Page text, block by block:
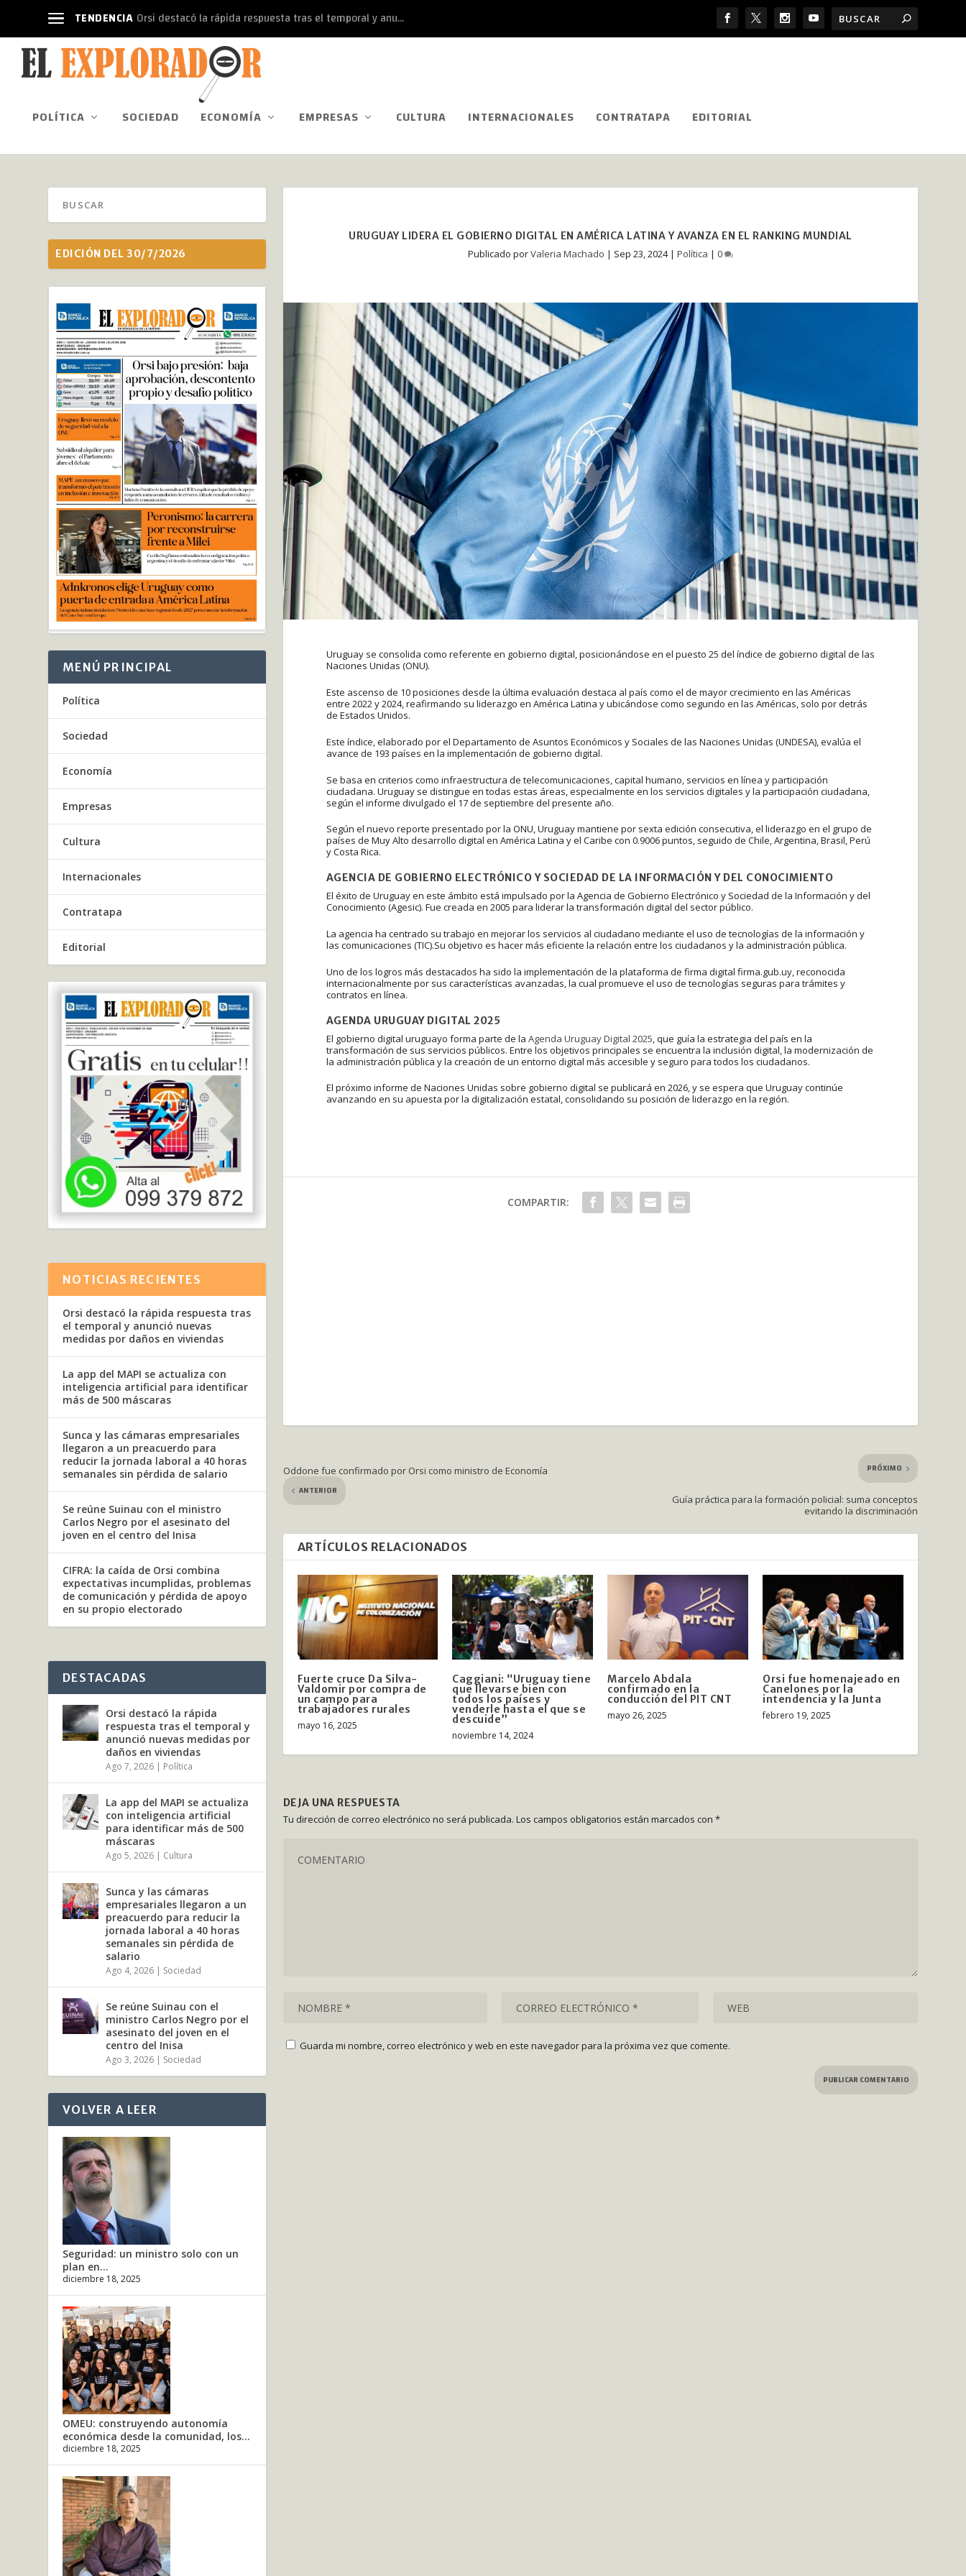
TENDENCIA Orsi destacó la rápida respuesta tras el temporal y anu...
POLÍTICA SOCIEDAD ECONOMÍA EMPRESAS CULTURA INTERNACIONALES CONTRATAPA EDITORIAL
URUGUAY LIDERA EL GOBIERNO DIGITAL EN AMÉRICA LATINA Y AVANZA EN EL RANKING MUNDIAL
Publicado porValeria Machado | Sep 23, 2024| Política | 0
Uruguay se consolida como referente en gobierno digital, posicionándose en el puesto 25 del índice de gobierno digital de las
Naciones Unidas (ONU).
Este ascenso de 10 posiciones desde la última evaluación destaca al país como el de mayor crecimiento en las Américas
entre 2022 y 2024, reafirmando su liderazgo en América Latina y ubicándose como segundo en las Américas, solo por detrás
de Estados Unidos.
Este índice, elaborado por el Departamento de Asuntos Económicos y Sociales de las Naciones Unidas (UNDESA), evalúa el
avance de 193 países en la implementación de gobierno digital.
Se basa en criterios como infraestructura de telecomunicaciones, capital humano, servicios en línea y participación
ciudadana. Uruguay se distingue en todas estas áreas, especialmente en los servicios digitales y la participación ciudadana,
según el informe divulgado el 17 de septiembre del presente año.
Según el nuevo reporte presentado por la ONU, Uruguay mantiene por sexta edición consecutiva, el liderazgo en el grupo de
países de Muy Alto desarrollo digital en América Latina y el Caribe con 0.9006 puntos, seguido de Chile, Argentina, Brasil, Perú
y Costa Rica.
AGENCIA DE GOBIERNO ELECTRÓNICO Y SOCIEDAD DE LA INFORMACIÓN Y DEL CONOCIMIENTO
El éxito de Uruguay en este ámbito está impulsado por la Agencia de Gobierno Electrónico y Sociedad de la Información y del
Conocimiento (Agesic). Fue creada en 2005 para liderar la transformación digital del sector público.
La agencia ha centrado su trabajo en mejorar los servicios al ciudadano mediante el uso de tecnologías de la información y
las comunicaciones (TIC).Su objetivo es hacer más eficiente la relación entre los ciudadanos y la administración pública.
Uno de los logros más destacados ha sido la implementación de la plataforma de firma digital firma.gub.uy, reconocida
internacionalmente por sus características avanzadas, la cual promueve el uso de tecnologías seguras para trámites y
contratos en línea.
AGENDA URUGUAY DIGITAL 2025
El gobierno digital uruguayo forma parte de la Agenda Uruguay Digital 2025 , que guía la estrategia del país en la
transformación de sus servicios públicos. Entre los objetivos principales se encuentra la inclusión digital, la modernización de
la administración pública y la creación de un entorno digital más accesible y seguro para todos los ciudadanos.
El próximo informe de Naciones Unidas sobre gobierno digital se publicará en 2026, y se espera que Uruguay continúe
avanzando en su apuesta por la digitalización estatal, consolidando su posición de liderazgo en la región.
COMPARTIR:
Oddone fue confirmado por Orsi como ministro de Economía
ANTERIOR
PRÓXIMO
Guía práctica para la formación policial: suma conceptos
evitando la discriminación
ARTÍCULOS RELACIONADOS
Fuerte cruce Da Silva-
Valdomir por compra de
un campo para
trabajadores rurales
mayo 16, 2025
Caggiani: “Uruguay tiene
que llevarse bien con
todos los países y
venderle hasta el que se
descuide”
noviembre 14, 2024
Marcelo Abdala
confirmado en la
conducción del PIT CNT
mayo 26, 2025
Orsi fue homenajeado en
Canelones por la
intendencia y la Junta
febrero 19, 2025
DEJA UNA RESPUESTA
Tu dirección de correo electrónico no será publicada. Los campos obligatorios están marcados con *
Guarda mi nombre, correo electrónico y web en este navegador para la próxima vez que comente.
EDICIÓN DEL 30/7/2026
MENÚ PRINCIPAL
Política
Sociedad
Economía
Empresas
Cultura
Internacionales
Contratapa
Editorial
NOTICIAS RECIENTES
Orsi destacó la rápida respuesta tras
el temporal y anunció nuevas
medidas por daños en viviendas
La app del MAPI se actualiza con
inteligencia artificial para identificar
más de 500 máscaras
Sunca y las cámaras empresariales
llegaron a un preacuerdo para
reducir la jornada laboral a 40 horas
semanales sin pérdida de salario
Se reúne Suinau con el ministro
Carlos Negro por el asesinato del
joven en el centro del Inisa
CIFRA: la caída de Orsi combina
expectativas incumplidas, problemas
de comunicación y pérdida de apoyo
en su propio electorado
DESTACADAS
Orsi destacó la rápida
respuesta tras el temporal y
anunció nuevas medidas por
daños en viviendas
Ago 7, 2026 | Política
La app del MAPI se actualiza
con inteligencia artificial
para identificar más de 500
máscaras
Ago 5, 2026 | Cultura
Sunca y las cámaras
empresariales llegaron a un
preacuerdo para reducir la
jornada laboral a 40 horas
semanales sin pérdida de
salario
Ago 4, 2026 | Sociedad
Se reúne Suinau con el
ministro Carlos Negro por el
asesinato del joven en el
centro del Inisa
Ago 3, 2026 | Sociedad
VOLVER A LEER
Seguridad: un ministro solo con un
plan en...
diciembre 18, 2025
OMEU: construyendo autonomía
económica desde la comunidad, los...
diciembre 18, 2025